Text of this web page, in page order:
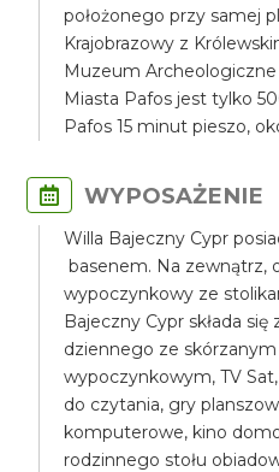
położonego przy samej
Krajobrazowy z
Muzeum
Miasta Pafos jest tylko
Pafos 15 minut pieszo,
WYPOSAŻENIE
Willa Bajeczny Cypr
basenem. Na zewnątrz,
wypoczynkowy ze
Bajeczny Cypr składa
dziennego ze
wypoczynkowym, TV
do czytania, gry
komputerowe, kino
rodzinnego stołu